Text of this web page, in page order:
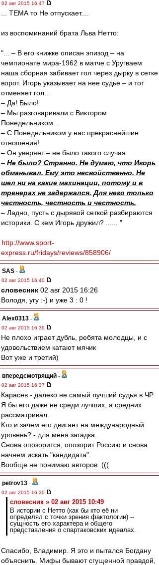
02 авг 2015 16:47
... ТЕМА то Не отпускает....
из воспоминаний брата Льва Нетто:
"... – В его книжке описан эпизод – на
чемпионате мира-1962 в матче с Уругваем
наша сборная забивает гол через дырку в сетке
ворот. Игорь указывает на нее судье – и тот
отменяет гол…
– Да! Было!
– Мы разговаривали с Виктором
Понедельником…
– С Понедельником у нас прекраснейшие
отношения!
– Он уверяет – не было такого случая.
– Не было? Странно. Не думаю, что Игорь
обманывал. Ему это несвойственно. Не
шел ни на какие махинации, потому и в
тренерах не задержался. Для него только
честность, честность и честность.
– Ладно, пусть с дырявой сеткой разбираются
историки. С кем Игорь дружил? ...... "
http://www.sport-
express.ru/fridays/reviews/858906/
SAS -
02 авг 2015 16:40
словесник 02 авг 2015 16:26
Володя, угу :-) и уже 3 : 0 !
Alex0313 -
02 авг 2015 16:39
Не плохо играет дубль, ребята молодцы, и с
удовольствием катают мячик
Вот уже и третий)
впередсмотрящий -
02 авг 2015 16:37
Карасев - далеко не самый лучший судья в ЧР.
Я бы его даже не среди лучших, а средних
рассматривал.
Кто и зачем его двигает на международный
уровень? - для меня загадка.
Снова опозорится, опозорит Россию и снова
начнем искать "кандидата".
Вообще не понимаю авторов. (((
petrov13 -
02 авг 2015 16:30
словесник » 02 авг 2015 10:49
В истории с Нетто (как бы кто её ни
определял с точки зрения фактологии) --
сущность его характера и общего
представления о спартаковских идеалах.
Спасибо, Владимир. Я это и пытался Богдану
объяснить. Мифы бывают сгущенной правдой,